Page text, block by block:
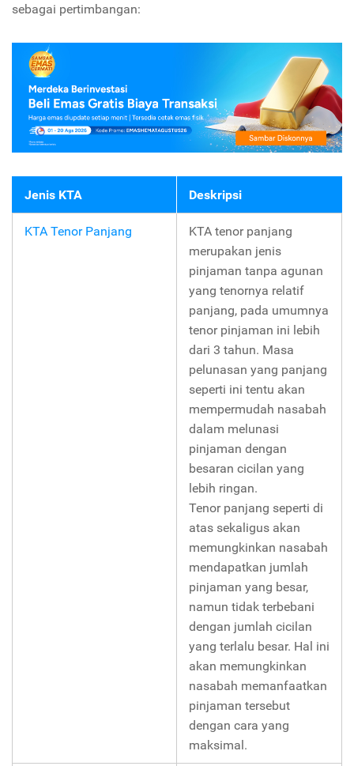
sebagai pertimbangan:
Jenis KTA Deskripsi
KTA Tenor Panjang
KTA tenor panjang
merupakan jenis
pinjaman tanpa agunan
yang tenornya relatif
panjang, pada umumnya
tenor pinjaman ini lebih
dari 3 tahun. Masa
pelunasan yang panjang
seperti ini tentu akan
mempermudah nasabah
dalam melunasi
pinjaman dengan
besaran cicilan yang
lebih ringan.
Tenor panjang seperti di
atas sekaligus akan
memungkinkan nasabah
mendapatkan jumlah
pinjaman yang besar,
namun tidak terbebani
dengan jumlah cicilan
yang terlalu besar. Hal ini
akan memungkinkan
nasabah memanfaatkan
pinjaman tersebut
dengan cara yang
maksimal.